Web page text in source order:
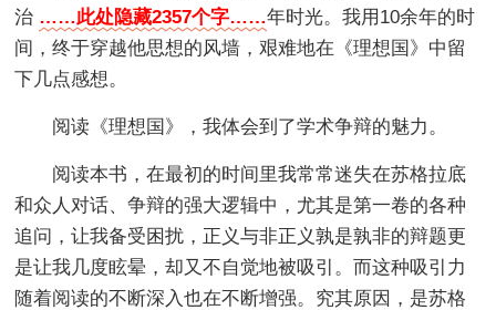
治 ……此处隐藏2357个字……年时光。我用10余年的时
间，终于穿越他思想的风墙，艰难地在《理想国》中留
下几点感想。
阅读《理想国》，我体会到了学术争辩的魅力。
阅读本书，在最初的时间里我常常迷失在苏格拉底
和众人对话、争辩的强大逻辑中，尤其是第一卷的各种
追问，让我备受困扰，正义与非正义孰是孰非的辩题更
是让我几度眩晕，却又不自觉地被吸引。而这种吸引力
随着阅读的不断深入也在不断增强。究其原因，是苏格